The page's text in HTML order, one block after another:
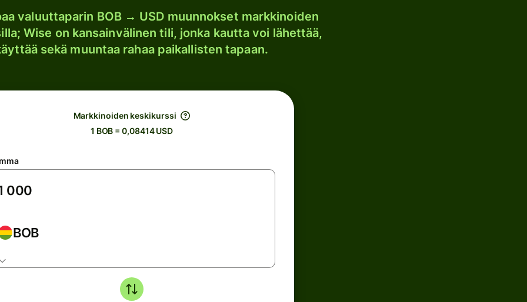
valuuttaparin BOB → USD muunnokset markkinoiden
Wise on kansainvälinen tili, jonka kautta voi lähettää,
sekä muuntaa rahaa paikallisten tapaan.
Markkinoiden keskikurssi
1 BOB = 0,08414 USD
BOB